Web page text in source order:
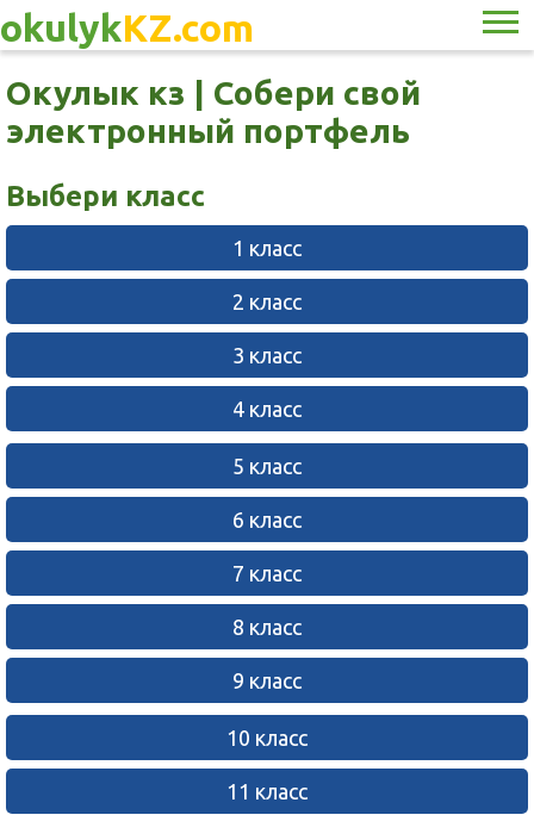
okulykKZ.com
Окулык кз | Собери свой
электронный портфель
Выбери класс
1 класс
2 класс
3 класс
4 класс
5 класс
6 класс
7 класс
8 класс
9 класс
10 класс
11 класс